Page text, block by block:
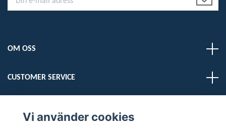
OM OSS
CUSTOMER SERVICE
Vi använder cookies